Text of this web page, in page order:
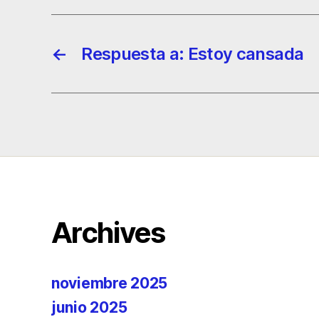
← Respuesta a: Estoy cansada
Archives
noviembre 2025
junio 2025